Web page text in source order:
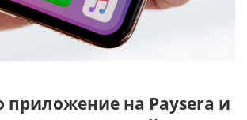
приложение на Paysera и